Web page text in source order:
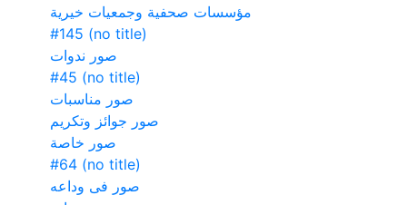
مؤسسات صحفية وجمعيات خيرية
#145 (no title)
صور ندوات
#45 (no title)
صور مناسبات
صور جوائز وتكريم
صور خاصة
#64 (no title)
صور فى وداعه